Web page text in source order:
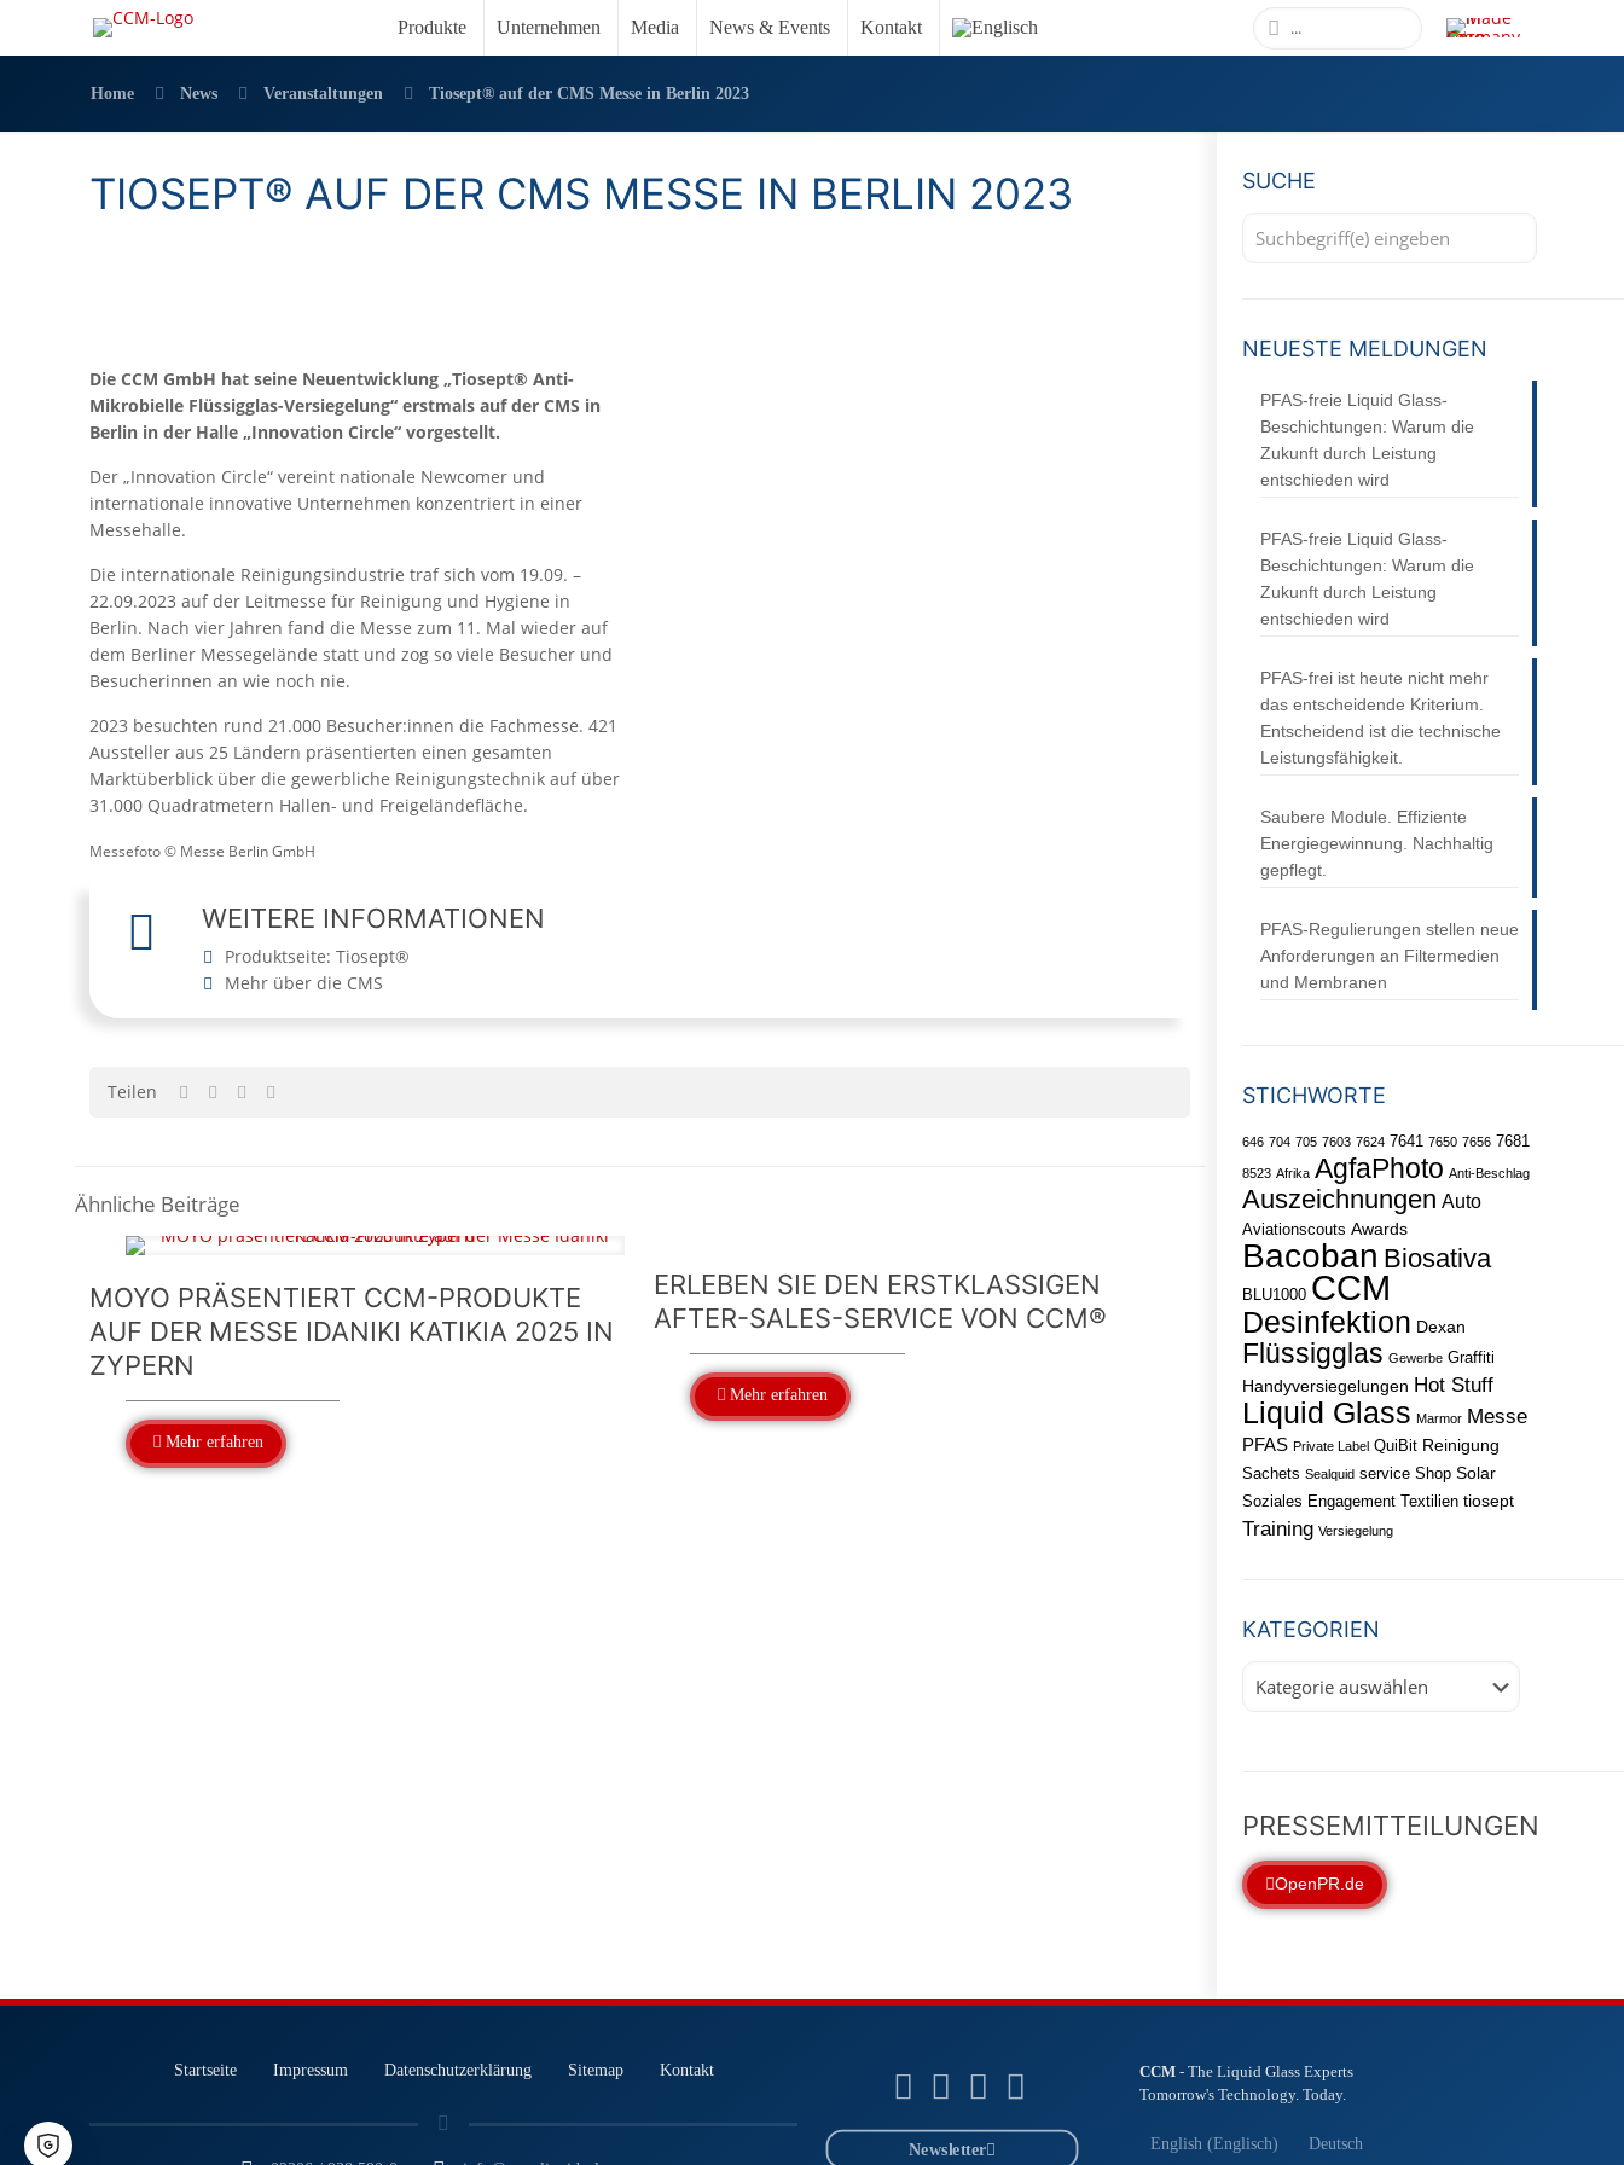
Produkte Unternehmen Media News & Events Kontakt
Home News Veranstaltungen Tiosept® auf der CMS Messe in Berlin 2023
TIOSEPT® AUF DER CMS MESSE IN BERLIN 2023
Die CCM GmbH hat seine Neuentwicklung „Tiosept® Anti-
Mikrobielle Flüssigglas-Versiegelung“ erstmals auf der CMS in
Berlin in der Halle „Innovation Circle“ vorgestellt.
Der „Innovation Circle“ vereint nationale Newcomer und
internationale innovative Unternehmen konzentriert in einer
Messehalle.
Die internationale Reinigungsindustrie traf sich vom 19.09. –
22.09.2023 auf der Leitmesse für Reinigung und Hygiene in
Berlin. Nach vier Jahren fand die Messe zum 11. Mal wieder auf
dem Berliner Messegelände statt und zog so viele Besucher und
Besucherinnen an wie noch nie.
2023 besuchten rund 21.000 Besucher:innen die Fachmesse. 421
Aussteller aus 25 Ländern präsentierten einen gesamten
Marktüberblick über die gewerbliche Reinigungstechnik auf über
31.000 Quadratmetern Hallen- und Freigeländefläche.
Messefoto © Messe Berlin GmbH
WEITERE INFORMATIONEN
Produktseite: Tiosept®
Mehr über die CMS
Teilen
Ähnliche Beiträge
MOYO PRÄSENTIERT CCM-PRODUKTE
AUF DER MESSE IDANIKI KATIKIA 2025 IN
ZYPERN
Mehr erfahren
ERLEBEN SIE DEN ERSTKLASSIGEN
AFTER-SALES-SERVICE VON CCM®
Mehr erfahren
SUCHE
NEUESTE MELDUNGEN
PFAS-freie Liquid Glass-
Beschichtungen: Warum die
Zukunft durch Leistung
entschieden wird
PFAS-freie Liquid Glass-
Beschichtungen: Warum die
Zukunft durch Leistung
entschieden wird
PFAS-frei ist heute nicht mehr
das entscheidende Kriterium.
Entscheidend ist die technische
Leistungsfähigkeit.
Saubere Module. Effiziente
Energiegewinnung. Nachhaltig
gepflegt.
PFAS-Regulierungen stellen neue
Anforderungen an Filtermedien
und Membranen
STICHWORTE
646 704 705 7603 7624 7641 7650 7656 7681
8523 Afrika AgfaPhoto Anti-Beschlag
Auszeichnungen Auto
Aviationscouts Awards
Bacoban Biosativa
BLU1000 CCM
Desinfektion Dexan
Flüssigglas Gewerbe Graffiti
Handyversiegelungen Hot Stuff
Liquid Glass Marmor Messe
PFAS Private Label QuiBit Reinigung
Sachets Sealquid service Shop Solar
Soziales Engagement Textilien tiosept
Training Versiegelung
KATEGORIEN
PRESSEMITTEILUNGEN
OpenPR.de
Startseite Impressum Datenschutzerklärung Sitemap Kontakt
Newsletter
CCM - The Liquid Glass Experts
Tomorrow's Technology. Today.
English (Englisch) Deutsch